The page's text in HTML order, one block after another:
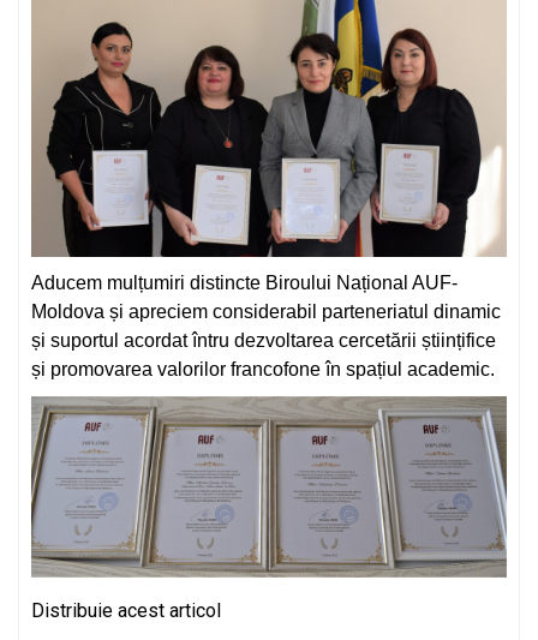
Aducem mulțumiri distincte Biroului Național AUF-
Moldova și apreciem considerabil parteneriatul dinamic
și suportul acordat întru dezvoltarea cercetării științifice
și promovarea valorilor francofone în spațiul academic.
Distribuie acest articol